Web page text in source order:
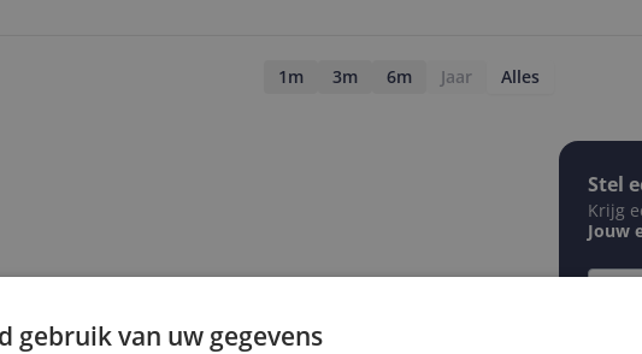
1m 3m 6m Jaar Alles
Stel
Krijg
Jouw
gebruik van uw gegevens